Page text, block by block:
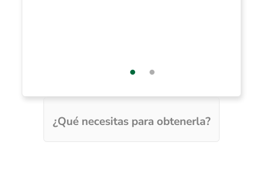
¿Qué necesitas para obtenerla?